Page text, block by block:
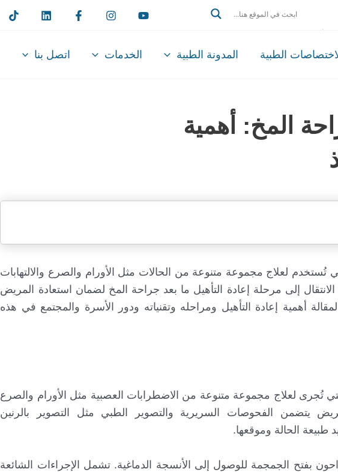
الطبية المدونة الطبية الخدمات اتصل بنا
المخ: أهمية
تُستخدم لعلاج مجموعة متنوعة من الحالات مثل الأورام والصرع والالتهابات
إلى مرحلة إعادة التأهيل ما بعد جراحة المخ لضمان استعادة المريض
أهمية إعادة التأهيل ومراحله وتقنياته ودور الأسرة والمجتمع في هذه
تُجرى لعلاج مجموعة متنوعة من الاضطرابات العصبية مثل الأورام والصرع
يتضمن الفحوصات السريرية والتصوير الطبي مثل التصوير بالرنين
بفتح الجمجمة للوصول إلى الأنسجة الدماغية. تشمل الإجراءات الشائعة